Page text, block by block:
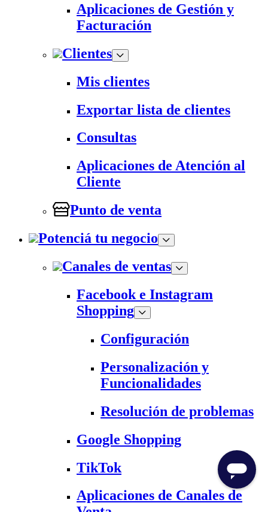
Aplicaciones de Gestión y
Facturación
Clientes
Mis clientes
Exportar lista de clientes
Consultas
Aplicaciones de Atención al
Cliente
Punto de venta
Potenciá tu negocio
Canales de ventas
Facebook e Instagram
Shopping
Configuración
Personalización y
Funcionalidades
Resolución de problemas
Google Shopping
TikTok
Aplicaciones de Canales de